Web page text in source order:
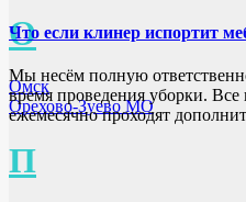
О
Омск
Орехово-Зуево МО
П
Что если клинер испортит
Мы несём полную
время проведения уборки.
ежемесячно проходят